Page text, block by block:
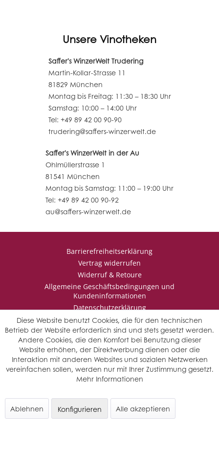
Unsere Vinotheken
Saffer's WinzerWelt Trudering
Martin-Kollar-Strasse 11
81829 München
Montag bis Freitag: 11:30 – 18:30 Uhr
Samstag: 10:00 – 14:00 Uhr
Tel: +49 89 42 00 90-90
trudering@saffers-winzerwelt.de
Saffer's WinzerWelt in der Au
Ohlmüllerstrasse 1
81541 München
Montag bis Samstag: 11:00 – 19:00 Uhr
Tel: +49 89 42 00 90-92
au@saffers-winzerwelt.de
Barrierefreiheitserklärung
Vertrag widerrufen
Widerruf & Retoure
Allgemeine Geschäftsbedingungen und
Kundeninformationen
Datenschutzerklärung
Impressum
* Wir behalten uns vor den Jahrgang auszuwählen, sollten mehrere
Jahrgänge verfügbar sein.
© Saffers WinzerWelt - alle Rechte vorbehalten
Diese Website benutzt Cookies, die für den technischen
Betrieb der Website erforderlich sind und stets gesetzt werden.
Andere Cookies, die den Komfort bei Benutzung dieser
Website erhöhen, der Direktwerbung dienen oder die
Interaktion mit anderen Websites und sozialen Netzwerken
vereinfachen sollen, werden nur mit Ihrer Zustimmung gesetzt.
Mehr Informationen
Ablehnen Alle akzeptieren
Konfigurieren